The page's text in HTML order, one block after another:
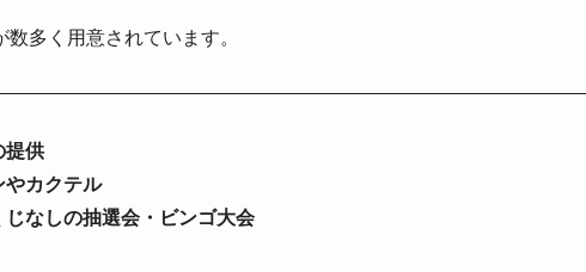
多く用意されています。
提供
やカクテル
なしの抽選会・ビンゴ大会